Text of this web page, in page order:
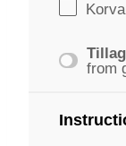
from